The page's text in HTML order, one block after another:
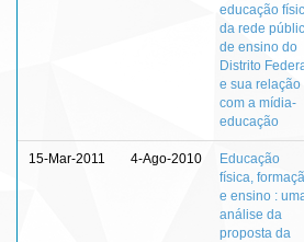
educação
da rede
de ensino do
Distrito
e sua relação
com a mídia-
educação
15-Mar-2011 4-Ago-2010
Educação
física,
e ensino :
análise da
proposta da